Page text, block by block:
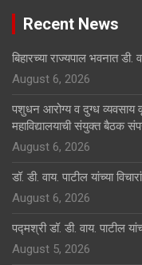
Recent News
बिहारच्या राज्यपाल भवनात डी.
August 6, 2026
पशुधन आरोग्य व दुग्ध व्यवसाय
महाविद्यालयाची संयुक्त बैठक
August 6, 2026
डॉ. डी. वाय. पाटील यांच्या
August 6, 2026
पद्मश्री डॉ. डी. वाय. पाटील
August 5, 2026